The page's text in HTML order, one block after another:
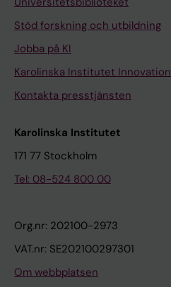
Stöd forskning och utbildning
Jobba på KI
Karolinska Institutet Innovation
Kontakta presstjänsten
Karolinska Institutet
171 77 Stockholm
Tel: 08-524 800 00
Org.nr: 202100-2973
VAT.nr: SE202100297301
Om webbplatsen